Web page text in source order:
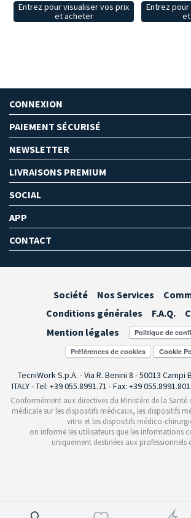
Entrez pour visualiser vos prix
et acheter
Entrez
CONNEXION
PAIEMENT SÉCURISÉ
NEWSLETTER
LIVRAISONS PREMIUM
SOCIAL
APP
CONTACT
Société Nos Services
Conditions générales
F.A.Q.
Mention légales
Préférences de cookies
TecniWork S.p.A. - Via R. Benini 8 - 50013
ITALY - Tel: +39 055.8991.71 - Fax: +39
Conformément aux directives du Ministère de la
médicale sur les dispositifs médicaux, les dispositifs
vitro et les dispositifs médico-
on informe les utilisateurs que les informations
uniquement destinées aux professionnels